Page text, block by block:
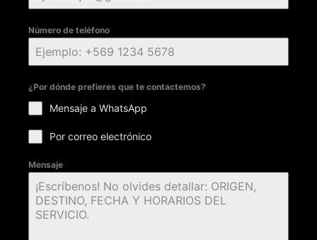
Número de teléfono
¿Por dónde prefieres que te contactemos?
Mensaje a WhatsApp
Por correo electrónico
Mensaje